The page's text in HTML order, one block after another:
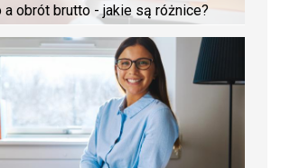
a obrót brutto - jakie są różnice?